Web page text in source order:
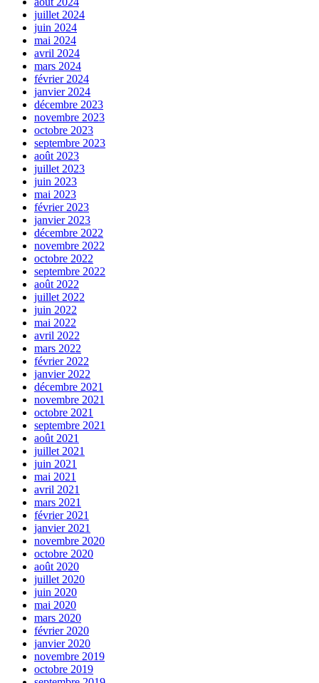
juillet 2024
juin 2024
mai 2024
avril 2024
mars 2024
février 2024
janvier 2024
décembre 2023
novembre 2023
octobre 2023
septembre 2023
août 2023
juillet 2023
juin 2023
mai 2023
février 2023
janvier 2023
décembre 2022
novembre 2022
octobre 2022
septembre 2022
août 2022
juillet 2022
juin 2022
mai 2022
avril 2022
mars 2022
février 2022
janvier 2022
décembre 2021
novembre 2021
octobre 2021
septembre 2021
août 2021
juillet 2021
juin 2021
mai 2021
avril 2021
mars 2021
février 2021
janvier 2021
novembre 2020
octobre 2020
août 2020
juillet 2020
juin 2020
mai 2020
mars 2020
février 2020
janvier 2020
novembre 2019
octobre 2019